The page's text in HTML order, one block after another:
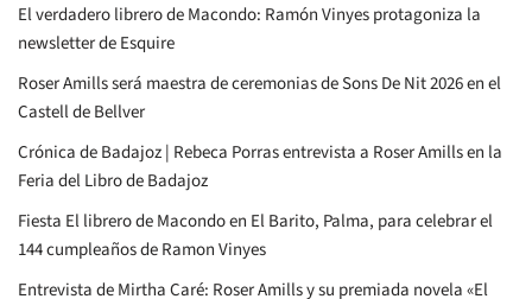
El verdadero librero de Macondo: Ramón Vinyes protagoniza la
newsletter de Esquire
Roser Amills será maestra de ceremonias de Sons De Nit 2026 en el
Castell de Bellver
Crónica de Badajoz | Rebeca Porras entrevista a Roser Amills en la
Feria del Libro de Badajoz
Fiesta El librero de Macondo en El Barito, Palma, para celebrar el
144 cumpleaños de Ramon Vinyes
Entrevista de Mirtha Caré: Roser Amills y su premiada novela «El